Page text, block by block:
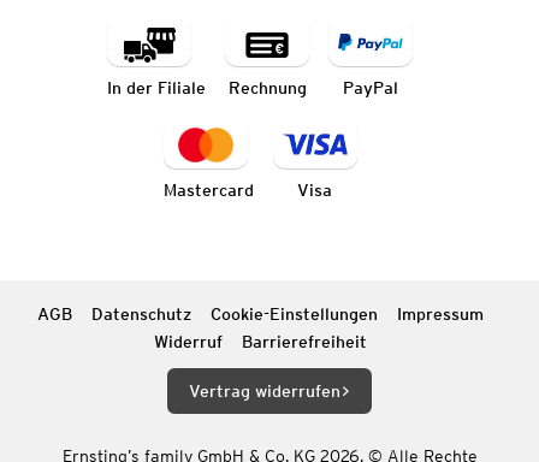
In der Filiale Rechnung PayPal
Mastercard Visa
AGB Datenschutz Cookie-Einstellungen
Impressum
Widerruf
Barrierefreiheit
Vertrag widerrufen
Ernsting’s family GmbH & Co. KG 2026. © Alle Rechte